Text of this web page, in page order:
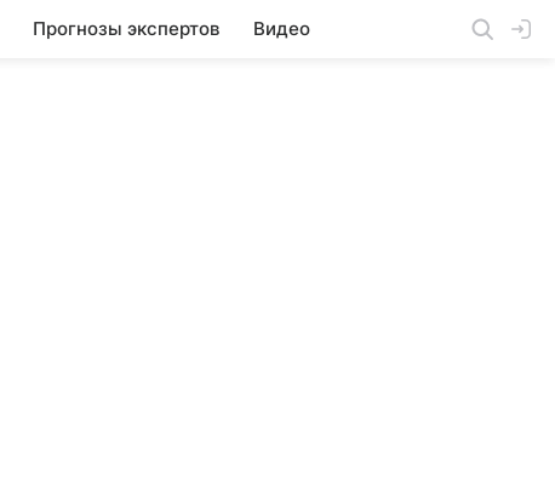
Прогнозы экспертов Видео